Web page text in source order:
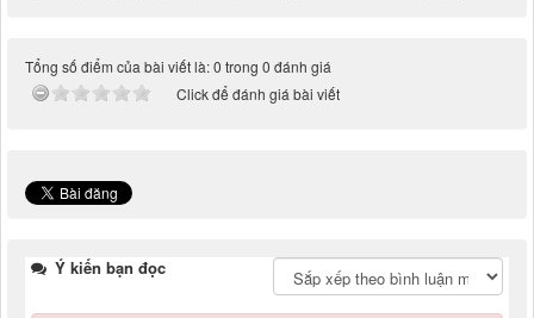
Tổng số điểm của bài viết là: 0 trong 0 đánh giá
Click để đánh giá bài viết
Ý kiến bạn đọc